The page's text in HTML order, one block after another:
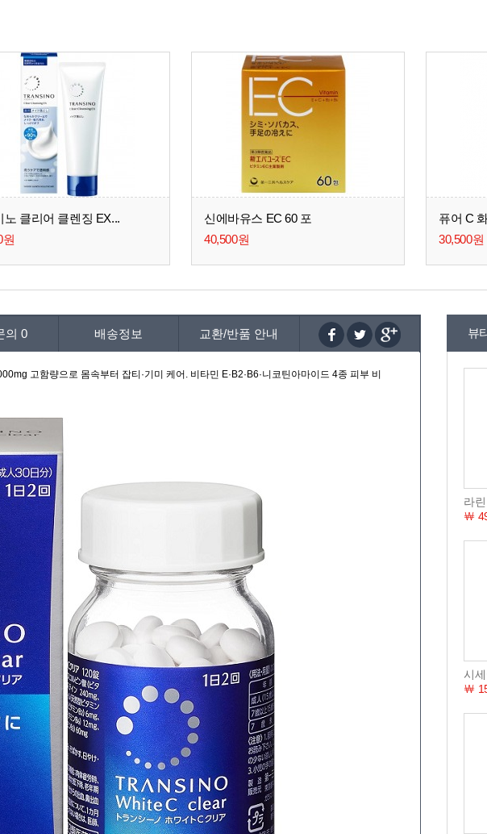
노 클리어 클렌징 EX...
원
신에바유스 EC 60 포
40,500원
퓨어 C
30,500원
의 0 배송정보 교환/반품 안내
고함량으로 몸속부터 잡티·기미 케어. 비타민 E·B2·B6·니코틴아마이드 4종 피부 비
뷰
라
￦
시
￦